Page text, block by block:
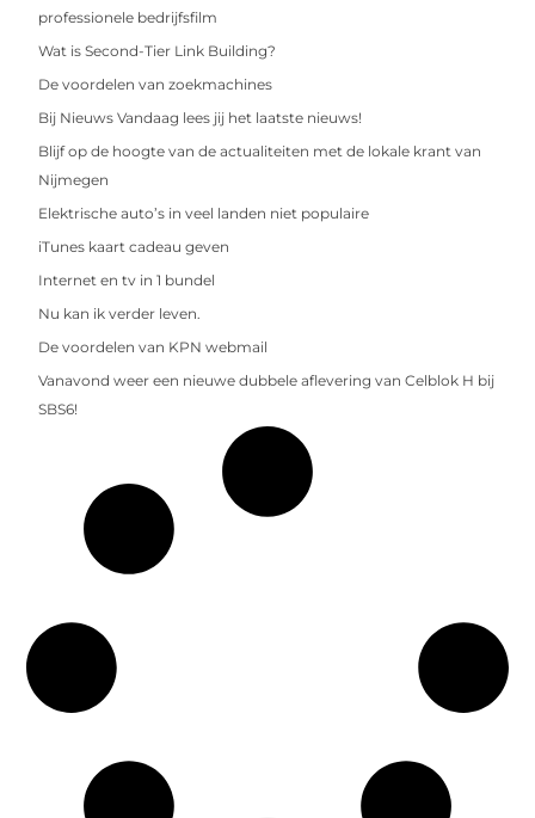
professionele bedrijfsfilm
Wat is Second-Tier Link Building?
De voordelen van zoekmachines
Bij Nieuws Vandaag lees jij het laatste nieuws!
Blijf op de hoogte van de actualiteiten met de lokale krant van
Nijmegen
Elektrische auto’s in veel landen niet populaire
iTunes kaart cadeau geven
Internet en tv in 1 bundel
Nu kan ik verder leven.
De voordelen van KPN webmail
Vanavond weer een nieuwe dubbele aflevering van Celblok H bij
SBS6!